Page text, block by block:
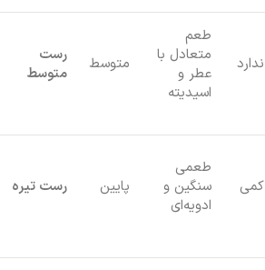
ندارد
طعم
متعادل با
عطر و
اسیدیته
متوسط
رست
متوسط
کمی
طعمی
سنگین و
ادویه‌ای
پایین رست تیره